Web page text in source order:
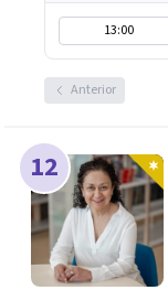
13:00
Anterior
12